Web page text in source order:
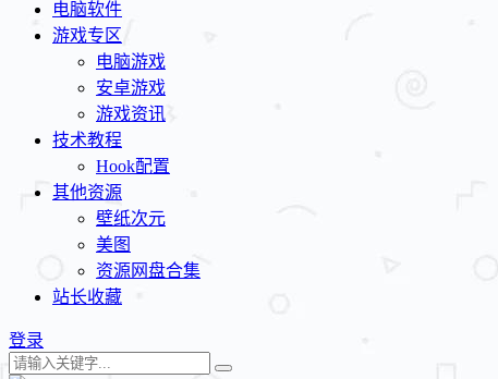
电脑软件
游戏专区
电脑游戏
安卓游戏
游戏资讯
技术教程
Hook配置
其他资源
壁纸次元
美图
资源网盘合集
站长收藏
登录